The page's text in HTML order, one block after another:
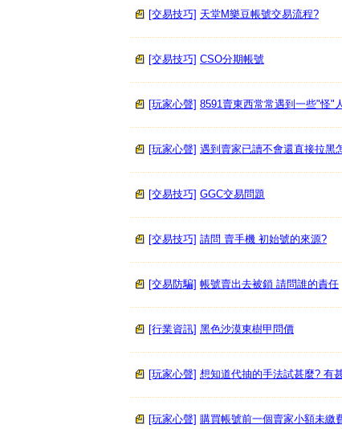
[交易技巧] 天堂M樂豆帳號交易流程?
[交易技巧] CSO分期帳號
[玩家心聲] 8591賣東西常常遇到一些"怪"
[玩家心聲] 遇到賣家已讀不會還直接拉黑
[交易技巧] GGC交易問題
[交易技巧] 請問 賣手機 初始號的來源?
[交易防騙] 帳號賣出去被鎖 請問誰的責任
[行業資訊] 黑色沙漠東樹甲問價
[玩家心聲] 想知道代抽的手法試甚麼? 有
[玩家心聲] 購買帳號前一個賣家小額未繳